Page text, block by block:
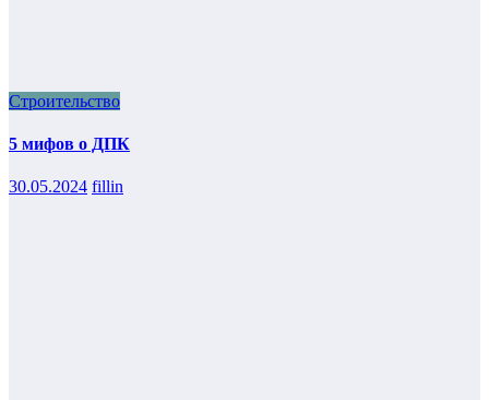
Строительство
5 мифов о ДПК
30.05.2024 fillin